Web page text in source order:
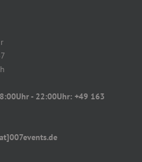
- 22:00Uhr: +49 163